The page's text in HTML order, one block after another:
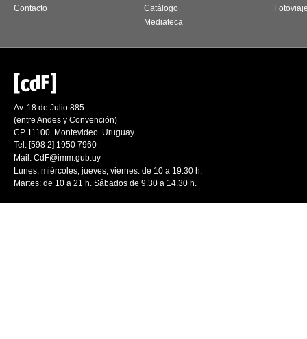
Contacto
Catálogo
Mediateca
Av. 18 de Julio 885
(entre Andes y Convención)
CP 11100. Montevideo. Uruguay
Tel: [598 2] 1950 7960
Mail: CdF@imm.gub.uy
Lunes, miércoles, jueves, viernes: de 10 a 19.30 h.
Martes: de 10 a 21 h. Sábados de 9.30 a 14.30 h.